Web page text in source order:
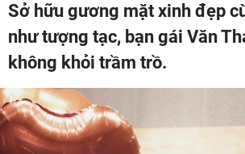
Sở hữu gương mặt xinh đẹp
như tượng tạc, bạn gái Văn
không khỏi trầm trồ.